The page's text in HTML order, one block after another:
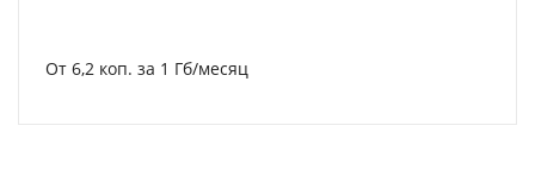
От 6,2 коп. за 1 Гб/месяц